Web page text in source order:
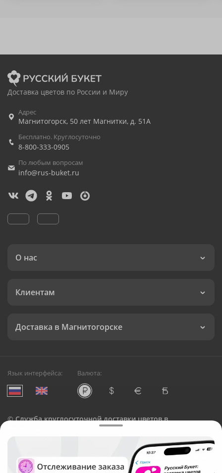
Доставка цветов по России и Миру
Адрес
Магнитогорск, 50 лет Магнитки, д. 51А
Бесплатно. Круглосуточно
8-800-333-0905
По любым вопросам
info@rus-buket.ru
О нас
Клиентам
Доставка в Магнитогорске
Язык интерфейса: Валюта:
©Служба круглосуточной доставки цветов в
Русский Букет, 2026
Общество с ограниченной ответственностью «Технология»
ОГРН: 1195476081745, ИНН: 5410081997